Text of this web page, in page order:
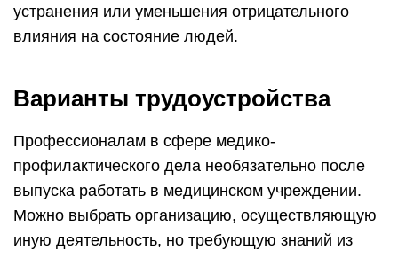
устранения или уменьшения отрицательного
влияния на состояние людей.
Варианты трудоустройства
Профессионалам в сфере медико-
профилактического дела необязательно после
выпуска работать в медицинском учреждении.
Можно выбрать организацию, осуществляющую
иную деятельность, но требующую знаний из